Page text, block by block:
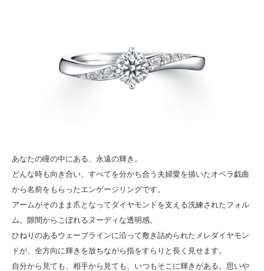
あなたの瞳の中にある、永遠の輝き。
どんな時も向き合い、すべてを分かち合う夫婦愛を描いたオペラ戯曲
から名前をもらったエンゲージリングです。
アームがそのまま爪となってダイヤモンドを支える洗練されたフォル
ム。隙間からこぼれるヌーディな透明感。
ひねりのあるウェーブラインに沿って敷き詰められたメレダイヤモン
ドが、全方向に輝きを放ちながら指をすらりと長く見せます。
自分から見ても、相手から見ても、いつもそこに輝きがある。思いや